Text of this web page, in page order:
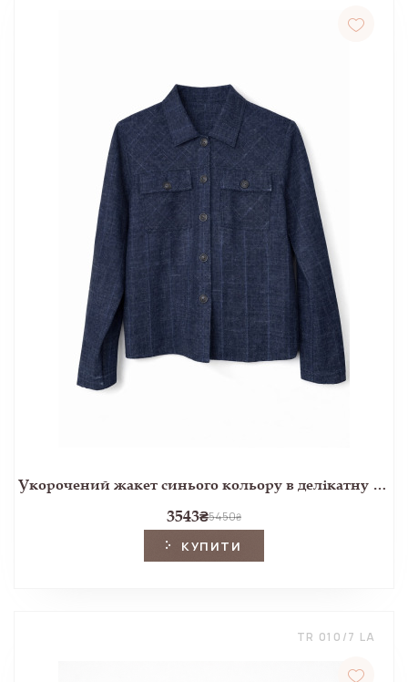
Укорочений жакет синього кольору в делікатну клітинку
3543₴5450₴
КУПИТИ
TR 010/7 LA